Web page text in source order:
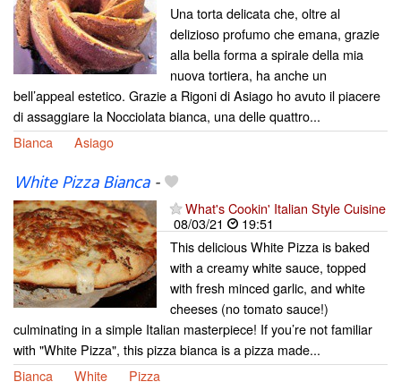
Una torta delicata che, oltre al
delizioso profumo che emana, grazie
alla bella forma a spirale della mia
nuova tortiera, ha anche un
bell’appeal estetico. Grazie a Rigoni di Asiago ho avuto il piacere
di assaggiare la Nocciolata bianca, una delle quattro...
Bianca
Asiago
White Pizza Bianca-
What's Cookin' Italian Style Cuisine
08/03/21
19:51
This delicious White Pizza is baked
with a creamy white sauce, topped
with fresh minced garlic, and white
cheeses (no tomato sauce!)
culminating in a simple Italian masterpiece! If you’re not familiar
with "White Pizza", this pizza bianca is a pizza made...
Bianca
White Pizza